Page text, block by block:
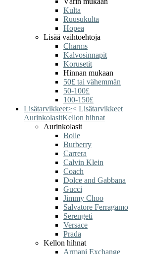
Kulta
Ruusukulta
Hopea
Lisää vaihtoehtoja
Charms
Kalvosinnapit
Korusetit
Hinnan mukaan
50£ tai vähemmän
50-100£
100-150£
Lisätarvikkeet>< Lisätarvikkeet
AurinkolasitKellon hihnat
Aurinkolasit
Bolle
Burberry
Carrera
Calvin Klein
Coach
Dolce and Gabbana
Gucci
Jimmy Choo
Salvatore Ferragamo
Serengeti
Versace
Prada
Kellon hihnat
Armani Exchange